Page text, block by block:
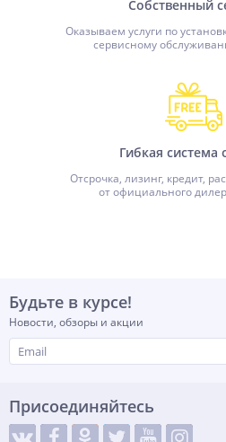
Собственный
Оказываем услуги по
сервисному
Гибкая система
Отсрочка, лизинг, кредит,
от официального
Будьте в курсе!
Новости, обзоры и акции
Присоединяйтесь